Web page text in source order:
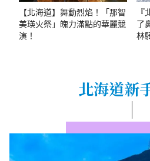
【北海道】舞動烈焰！「那智
美瑛火祭」魄力滿點的華麗競
演！
了
林
北海道新